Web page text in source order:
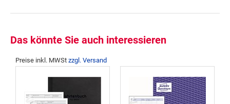
Das könnte Sie auch interessieren
Preise inkl. MWSt zzgl. Versand